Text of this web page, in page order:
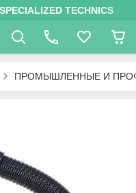
TECHNICS
ПРОМЫШЛЕННЫЕ И